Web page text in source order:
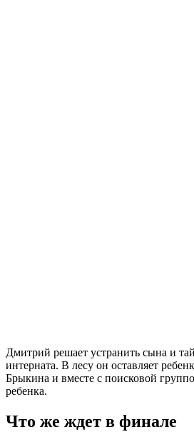
Дмитрий решает устранить сына и
интерната. В лесу он оставляет
Брыкина и вместе с поисковой
ребенка.
Что же ждет в финале